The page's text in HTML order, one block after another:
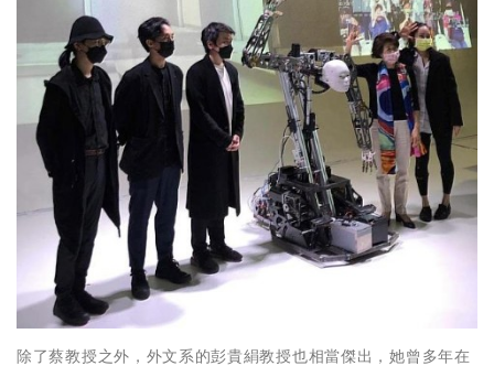
除了蔡教授之外，外文系的彭貴絹教授也相當傑出，她曾多年在